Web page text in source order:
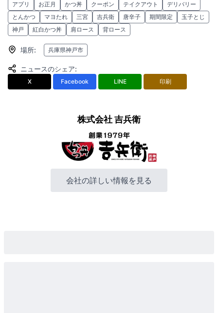
アプリ お正月 かつ丼 クーポン テイクアウト
デリバリー
とんかつ
マヨたれ 三宮 吉兵衛 唐辛子 期間限定
玉子とじ
神戸
紅白かつ丼 肩ロース 背ロース
場所: 兵庫県神戸市
ニュースのシェア:
X Facebook LINE 印刷
株式会社 吉兵衛
会社の詳しい情報を見る